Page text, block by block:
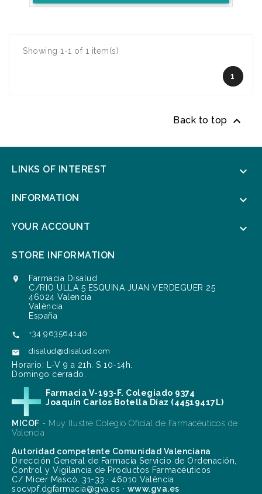
Showing 1-1 of 1 item(s)
1
Back to top 
LINKS OF INTEREST 
INFORMATION 
YOUR ACCOUNT 
STORE INFORMATION

Farmacia Disalud
C/RIO ULLA 5 ESQUINA JUAN VERDEGUER 25
46024 Valencia
València
España
 +34 963564140
 disalud@disalud.com
Horario: L-V 9 a 21h. S 10-14h.
Domingo cerrado.
Farmacia V-193-F. Colegiado 9374
Joaquín Carlos Botella Díaz (44519417L)
MICOF - Muy Ilustre Colegio Oficial de Farmacéuticos de
Valencia
Autoridad competente Comunidad Valenciana
Dirección General de Farmacia Servicio de Ordenación,
Control y Vigilancia de Productos Farmacéuticos
C/ Micer Mascó, 31-33 · 46010 València
socvpf.dgfarmacia@gva.es · www.gva.es